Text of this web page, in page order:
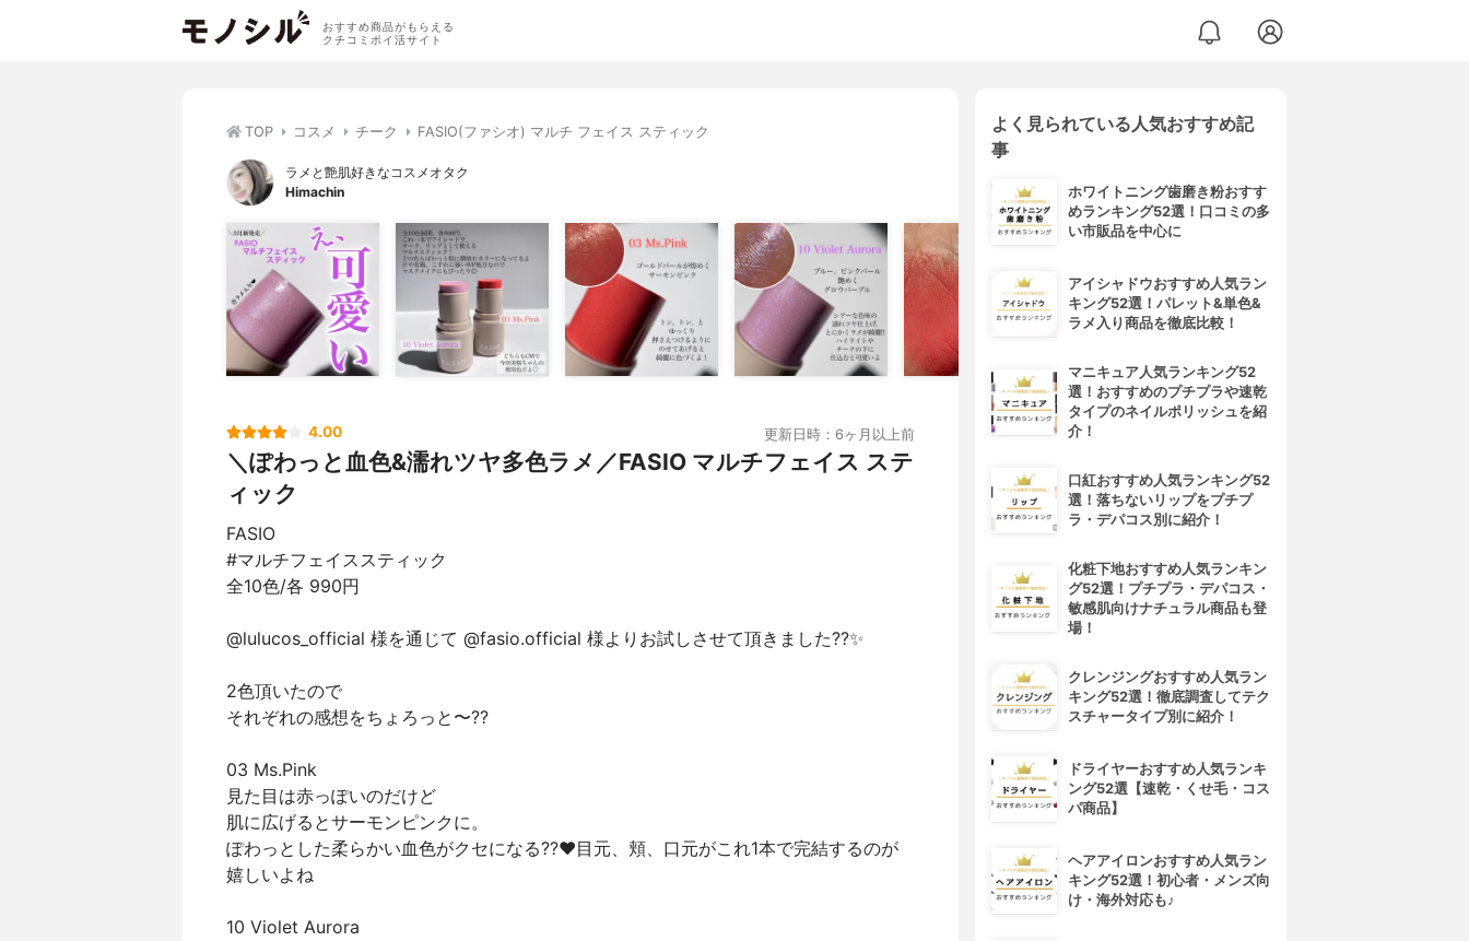
おすすめ商品がもらえる
クチコミポイ活サイト
TOP コスメ チーク FASIO(ファシオ) マルチ フェイス スティック
ラメと艶肌好きなコスメオタク
Himachin
4.00 更新日時：6ヶ月以上前
＼ぽわっと血色&濡れツヤ多色ラメ／FASIO マルチフェイス ステ
ィック
FASIO
#マルチフェイススティック
全10色/各 990円
@lulucos_official 様を通じて @fasio.official 様よりお試しさせて頂きました??✨
2色頂いたので
それぞれの感想をちょろっと〜??
03 Ms.Pink
見た目は赤っぽいのだけど
肌に広げるとサーモンピンクに。
ぽわっとした柔らかい血色がクセになる?‍?❤️目元、頬、口元がこれ1本で完結するのが
嬉しいよね
10 Violet Aurora
よく見られている人気おすすめ記
事
ホワイトニング歯磨き粉おすす
めランキング52選！口コミの多
い市販品を中心に
アイシャドウおすすめ人気ラン
キング52選！パレット&単色&
ラメ入り商品を徹底比較！
マニキュア人気ランキング52
選！おすすめのプチプラや速乾
タイプのネイルポリッシュを紹
介！
口紅おすすめ人気ランキング52
選！落ちないリップをプチプ
ラ・デパコス別に紹介！
化粧下地おすすめ人気ランキン
グ52選！プチプラ・デパコス・
敏感肌向けナチュラル商品も登
場！
クレンジングおすすめ人気ラン
キング52選！徹底調査してテク
スチャータイプ別に紹介！
ドライヤーおすすめ人気ランキ
ング52選【速乾・くせ毛・コス
パ商品】
ヘアアイロンおすすめ人気ラン
キング52選！初心者・メンズ向
け・海外対応も♪